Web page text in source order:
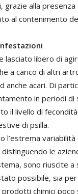
grazie alla
al contenimento
lasciato libero di
a carico di altri
anche acari. Di
in periodi di
il livello di
di psilla.
l’estrema
le
sono riuscite
possibile, sia
chimici